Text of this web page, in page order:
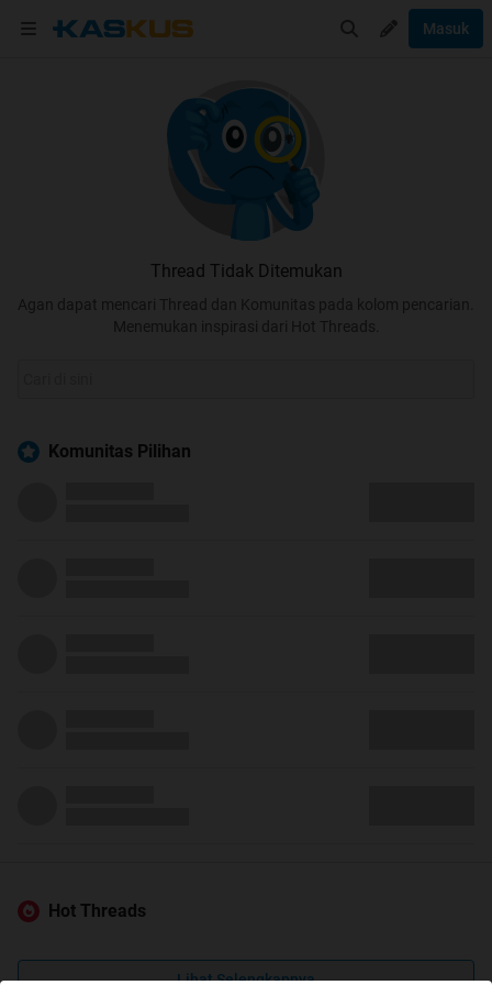
Masuk
Thread Tidak Ditemukan
Agan dapat mencari Thread dan Komunitas pada kolom pencarian.
Menemukan inspirasi dari Hot Threads.
Komunitas Pilihan
Hot Threads
Lihat Selengkapnya